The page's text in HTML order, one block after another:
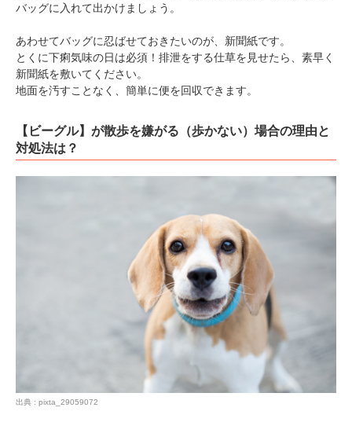
バッグに入れて出かけましょう。
あわせてバッグに忍ばせておきたいのが、新聞紙です。
とくに下痢気味の日は必須！排泄をする仕草を見せたら、素早く
新聞紙を敷いてください。
地面を汚すことなく、簡単に便を回収できます。
【ビーグル】が散歩を嫌がる（歩かない）場合の理由と
対処法は？
出典 : pixta_29059072